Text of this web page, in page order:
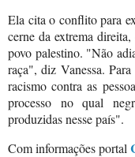
Ela cita o conflito para
cerne da extrema
povo palestino. "Não
raça", diz Vanessa.
racismo contra as
processo no qual
produzidas nesse país".
Com informações portal